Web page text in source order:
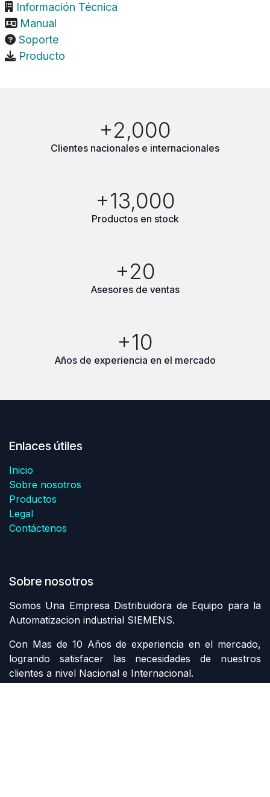
Información Técnica
Manual
Soporte
Producto
+2,000
Clientes nacionales e internacionales
+13,000
Productos en stock
+20
Asesores de ventas
+10
Años de experiencia en el mercado
Enlaces útiles
Inicio
Sobre nosotros
Productos
Legal
Contáctenos
Sobre nosotros
Somos Una Empresa Distribuidora de Equipo para la
Automatizacion industrial SIEMENS.
Con Mas de 10 Años de experiencia en el mercado,
logrando satisfacer las necesidades de nuestros
clientes a nivel Nacional e Internacional.